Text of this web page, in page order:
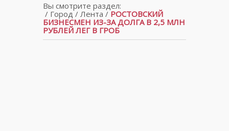
Вы смотрите раздел:
/ Город/ Лента / РОСТОВСКИЙ
БИЗНЕСМЕН ИЗ-ЗА ДОЛГА В 2,5 МЛН
РУБЛЕЙ ЛЕГ В ГРОБ